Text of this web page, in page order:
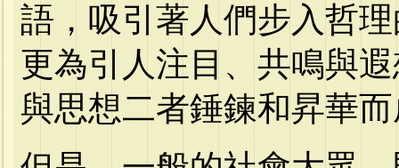
語，吸引著人們步入哲
更為引人注目、共鳴與
與思想二者錘鍊和昇華